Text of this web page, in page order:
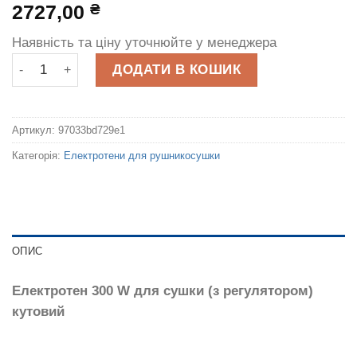
2727,00 ₴
Наявність та ціну уточнюйте у менеджера
Електротен 300 W для сушки (з регулятором) кутовий
ДОДАТИ В КОШИК
Артикул: 97033bd729e1
Категорія: Електротени для рушникосушки
ОПИС
Електротен 300 W для сушки (з регулятором)
кутовий